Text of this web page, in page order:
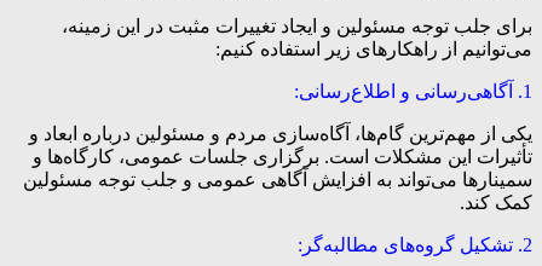
برای جلب توجه مسئولین و ایجاد تغییرات مثبت در این زمینه،
می‌توانیم از راهکارهای زیر استفاده کنیم:
1. آگاهی‌رسانی و اطلاع‌رسانی:
یکی از مهم‌ترین گام‌ها، آگاه‌سازی مردم و مسئولین درباره ابعاد و
تأثیرات این مشکلات است. برگزاری جلسات عمومی، کارگاه‌ها و
سمینارها می‌تواند به افزایش آگاهی عمومی و جلب توجه مسئولین
کمک کند.
2. تشکیل گروه‌های مطالبه‌گر: